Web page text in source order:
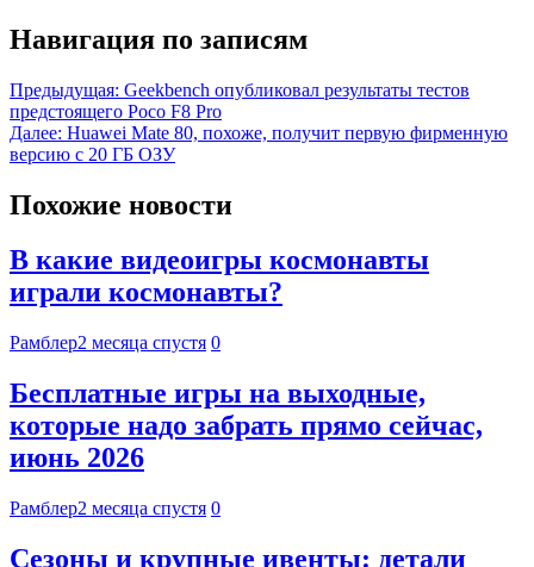
Навигация по записям
Предыдущая: Geekbench опубликовал результаты тестов
предстоящего Poco F8 Pro
Далее: Huawei Mate 80, похоже, получит первую фирменную
версию с 20 ГБ ОЗУ
Похожие новости
В какие видеоигры космонавты
играли космонавты?
Рамблер2 месяца спустя 0
Бесплатные игры на выходные,
которые надо забрать прямо сейчас,
июнь 2026
Рамблер2 месяца спустя 0
Сезоны и крупные ивенты: детали